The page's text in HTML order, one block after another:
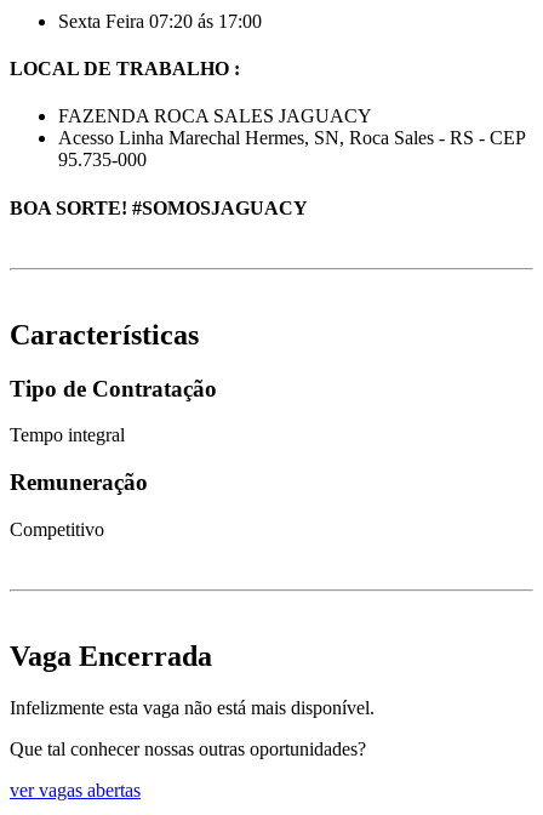
Sexta Feira 07:20 ás 17:00
LOCAL DE TRABALHO :
FAZENDA ROCA SALES JAGUACY
Acesso Linha Marechal Hermes, SN, Roca Sales - RS - CEP
95.735-000
BOA SORTE! #SOMOSJAGUACY
Características
Tipo de Contratação
Tempo integral
Remuneração
Competitivo
Vaga Encerrada
Infelizmente esta vaga não está mais disponível.
Que tal conhecer nossas outras oportunidades?
ver vagas abertas